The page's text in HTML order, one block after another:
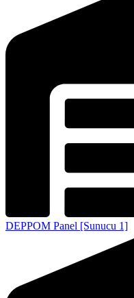
DEPPOM Panel [Sunucu 1]